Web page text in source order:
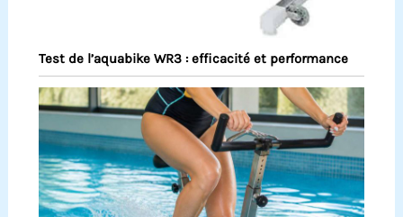
Test de l’aquabike WR3 : efficacité et performance